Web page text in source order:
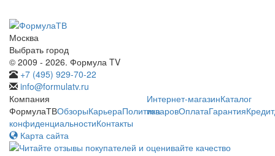
Москва
Выбрать город
© 2009 - 2026. Формула TV
+7 (495) 929-70-22
info@formulatv.ru
Компания
ФормулаТВОбзорыКарьераПолитика
конфиденциальностиКонтакты
Интернет-магазинКаталог
товаровОплатаГарантияКредит
Карта сайта